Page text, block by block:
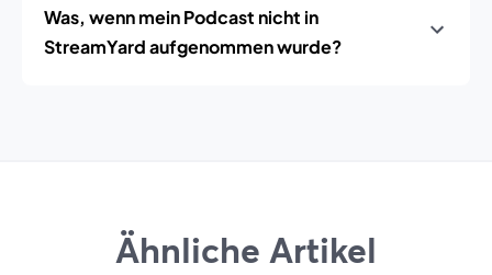
Was, wenn mein Podcast nicht in
StreamYard aufgenommen wurde?
Ähnliche Artikel